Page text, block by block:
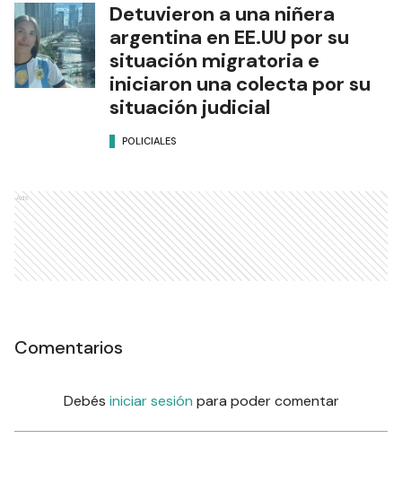
Detuvieron a una niñera
argentina en EE.UU por su
situación migratoria e
iniciaron una colecta por su
situación judicial
POLICIALES
Ads
Comentarios
Debés iniciar sesión para poder comentar